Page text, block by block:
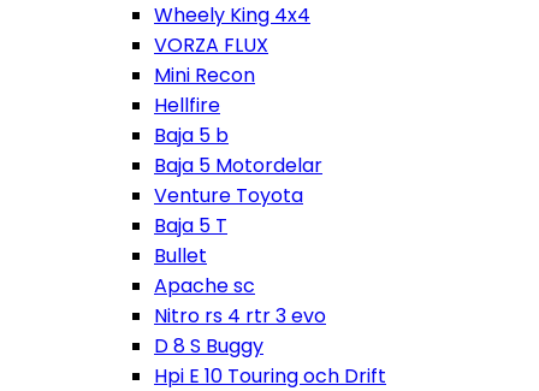
Wheely King 4x4
VORZA FLUX
Mini Recon
Hellfire
Baja 5 b
Baja 5 Motordelar
Venture Toyota
Baja 5 T
Bullet
Apache sc
Nitro rs 4 rtr 3 evo
D 8 S Buggy
Hpi E 10 Touring och Drift